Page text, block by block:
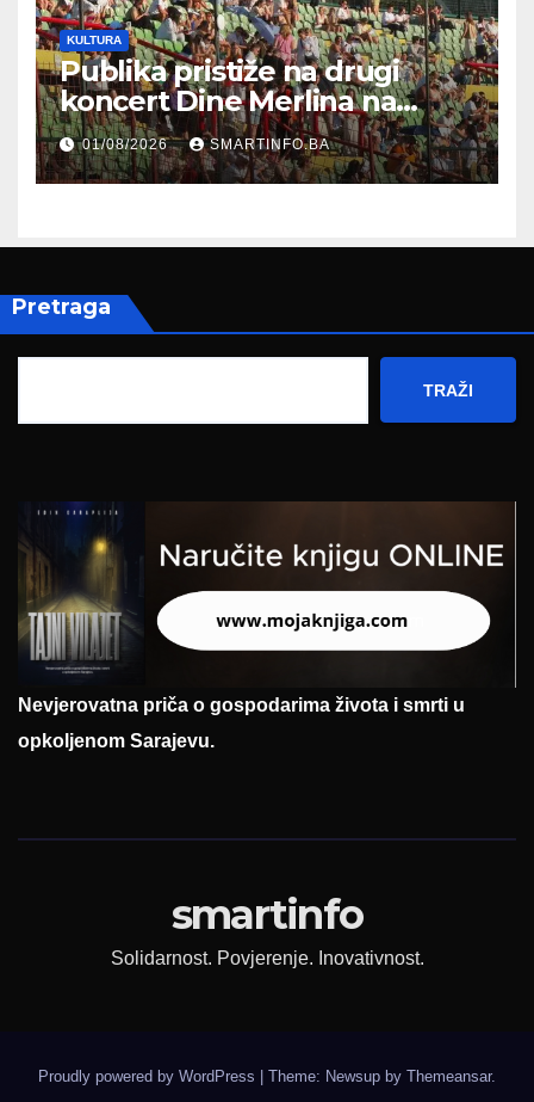
KULTURA
Publika pristiže na drugi
koncert Dine Merlina na
Koševu
01/08/2026 SMARTINFO.BA
Pretraga
TRAŽI
Nevjerovatna priča o gospodarima života i smrti u
opkoljenom Sarajevu.
smartinfo
Solidarnost. Povjerenje. Inovativnost.
Proudly powered by WordPress | Theme: Newsup by Themeansar.